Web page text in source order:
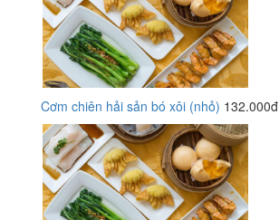
Cơm chiên hải sản bó xôi (nhỏ) 132.000đ